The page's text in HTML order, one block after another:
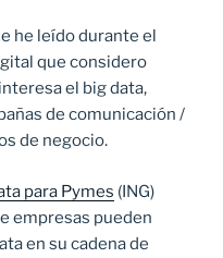
he leído durante el
que considero
el big data,
de comunicación /
de negocio.
para Pymes (ING)
empresas pueden
en su cadena de